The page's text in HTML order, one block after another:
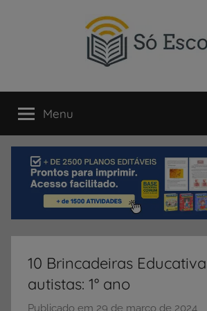
SÓ
ESCOLA
um
portal
direcionado
compartilhamento
dicas
Menu
10 Brincadeiras
autistas: 1° ano
Publicado em 29 de março de 2024